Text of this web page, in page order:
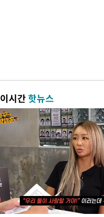
이시간핫뉴스